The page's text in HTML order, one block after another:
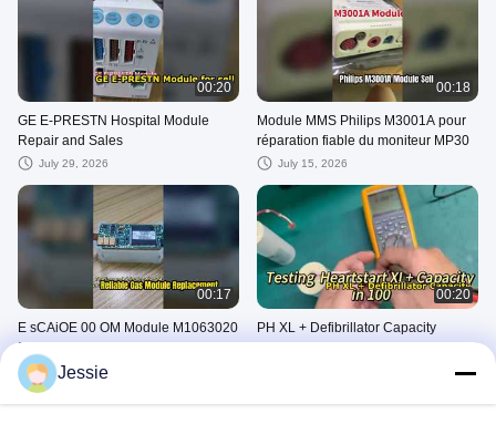
00:20
GE E-PRESTN Hospital Module
Repair and Sales
July 29, 2026
00:18
Module MMS Philips M3001A pour
réparation fiable du moniteur MP30
July 15, 2026
00:17
E sCAiOE 00 OM Module M1063020
B Replacement Part
July 14, 2026
00:20
PH XL + Defibrillator Capacity
Jessie